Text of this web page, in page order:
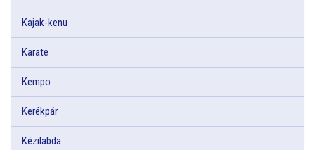
Kajak-kenu
Karate
Kempo
Kerékpár
Kézilabda